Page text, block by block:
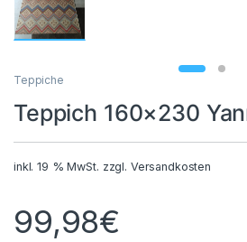
Teppiche
Teppich 160×230
inkl. 19 % MwSt. zzgl. Versandkosten
99,98€